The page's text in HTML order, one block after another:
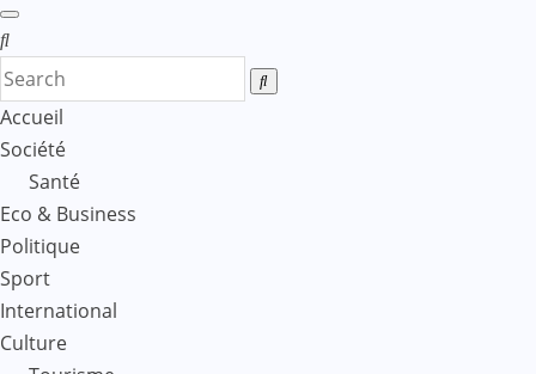
Accueil
Société
Santé
Eco & Business
Politique
Sport
International
Culture